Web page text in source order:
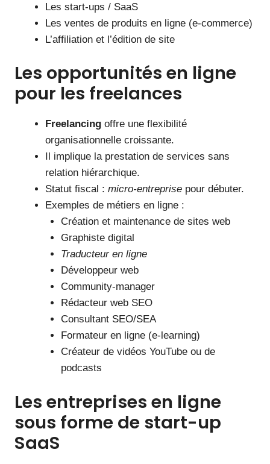
Les start-ups / SaaS
Les ventes de produits en ligne (e-commerce)
L’affiliation et l’édition de site
Les opportunités en ligne
pour les freelances
Freelancing offre une flexibilité
organisationnelle croissante.
Il implique la prestation de services sans
relation hiérarchique.
Statut fiscal : micro-entreprise pour débuter.
Exemples de métiers en ligne :
Création et maintenance de sites web
Graphiste digital
Traducteur en ligne
Développeur web
Community-manager
Rédacteur web SEO
Consultant SEO/SEA
Formateur en ligne (e-learning)
Créateur de vidéos YouTube ou de
podcasts
Les entreprises en ligne
sous forme de start-up
SaaS